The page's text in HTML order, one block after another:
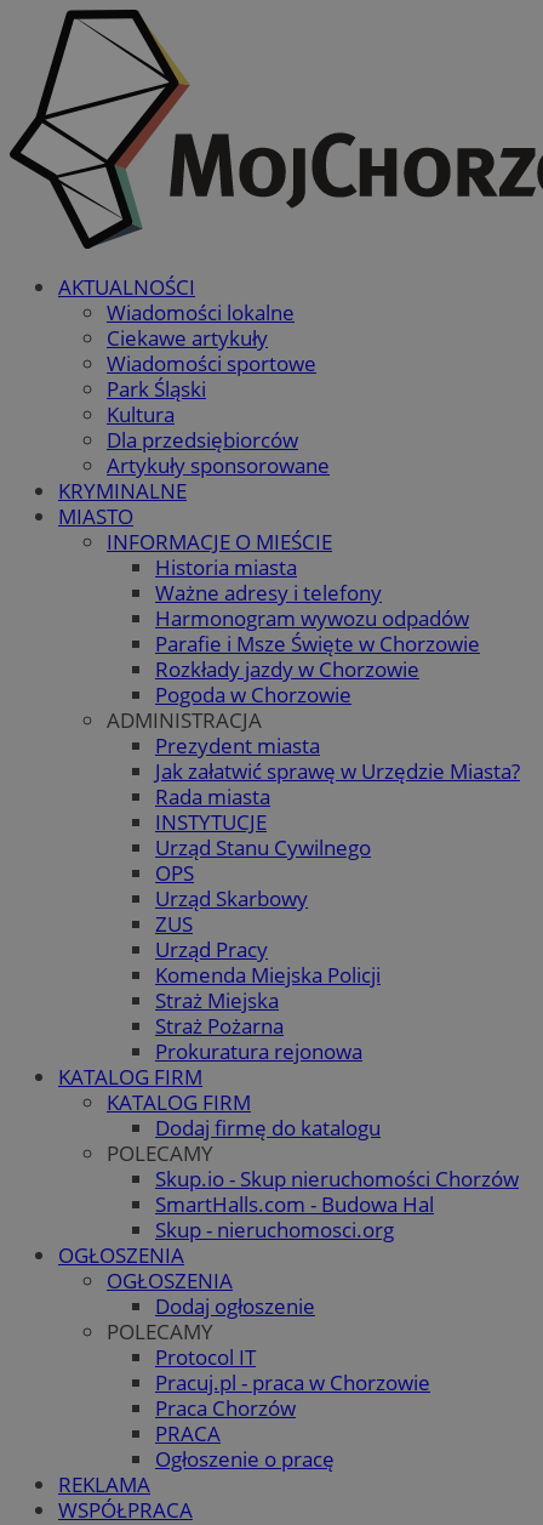
AKTUALNOŚCI
Wiadomości lokalne
Ciekawe artykuły
Wiadomości sportowe
Park Śląski
Kultura
Dla przedsiębiorców
Artykuły sponsorowane
KRYMINALNE
MIASTO
INFORMACJE O MIEŚCIE
Historia miasta
Ważne adresy i telefony
Harmonogram wywozu odpadów
Parafie i Msze Święte w Chorzowie
Rozkłady jazdy w Chorzowie
Pogoda w Chorzowie
ADMINISTRACJA
Prezydent miasta
Jak załatwić sprawę w Urzędzie Miasta?
Rada miasta
INSTYTUCJE
Urząd Stanu Cywilnego
OPS
Urząd Skarbowy
ZUS
Urząd Pracy
Komenda Miejska Policji
Straż Miejska
Straż Pożarna
Prokuratura rejonowa
KATALOG FIRM
KATALOG FIRM
Dodaj firmę do katalogu
POLECAMY
Skup.io - Skup nieruchomości Chorzów
SmartHalls.com - Budowa Hal
Skup - nieruchomosci.org
OGŁOSZENIA
OGŁOSZENIA
Dodaj ogłoszenie
POLECAMY
Protocol IT
Pracuj.pl - praca w Chorzowie
Praca Chorzów
PRACA
Ogłoszenie o pracę
REKLAMA
WSPÓŁPRACA